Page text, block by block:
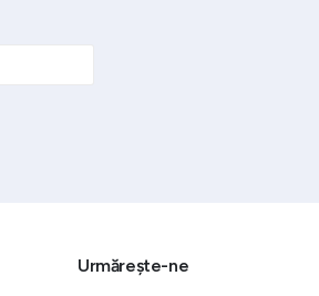
Urmărește-ne